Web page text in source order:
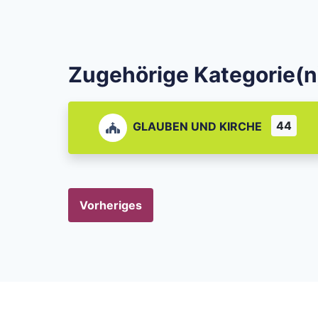
Zugehörige
GLAUBEN UND KIRCHE 44
Vorheriges